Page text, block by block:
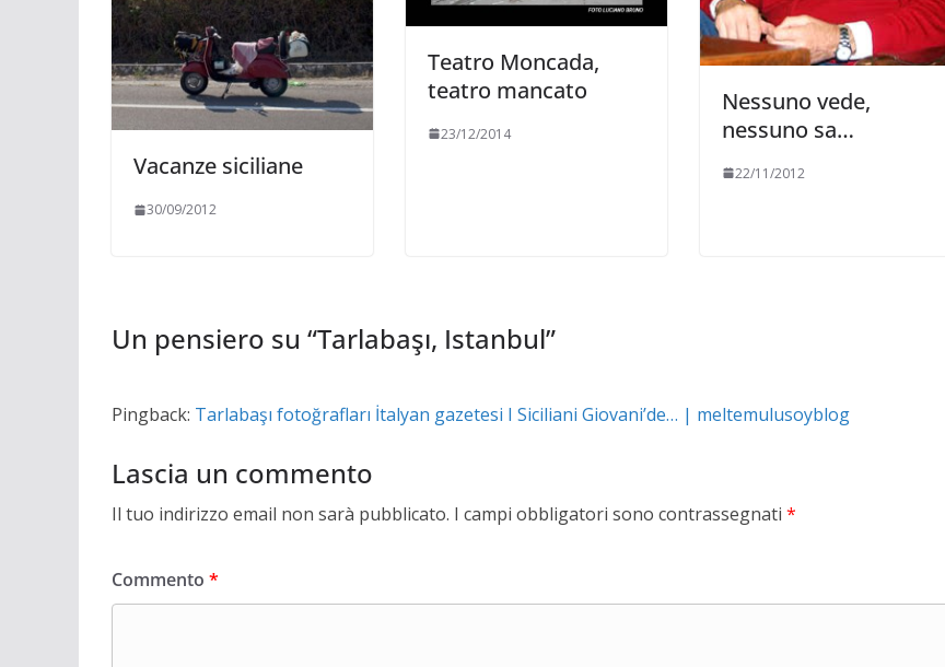
Vacanze siciliane
30/09/2012
Teatro Moncada,
teatro mancato
23/12/2014
Nessuno vede,
nessuno sa…
22/11/2012
Un pensiero su “Tarlabaşı, Istanbul”
Pingback: Tarlabaşı fotoğrafları İtalyan gazetesi I Siciliani Giovani’de… | meltemulusoyblog
Lascia un commento
Il tuo indirizzo email non sarà pubblicato. I campi obbligatori sono contrassegnati *
Commento *